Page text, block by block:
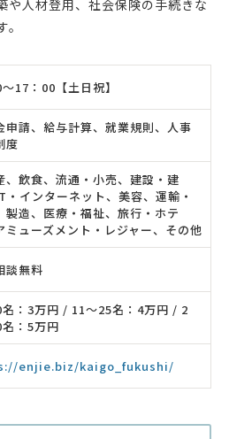
や人材登用、社会保険の手続きな
17：00【土日祝】
申請、給与計算、就業規則、人事
度
、飲食、流通・小売、建設・建
・インターネット、美容、運輸・
製造、医療・福祉、旅行・ホテ
ミューズメント・レジャー、その他
談無料
名：3万円 / 11〜25名：4万円 / 2
：5万円
enjie.biz/kaigo_fukushi/